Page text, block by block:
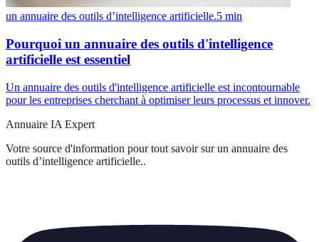
un annuaire des outils d’intelligence artificielle.5 min
Pourquoi un annuaire des outils d'intelligence
artificielle est essentiel
Un annuaire des outils d'intelligence artificielle est incontournable
pour les entreprises cherchant à optimiser leurs processus et innover.
Annuaire IA Expert
Votre source d'information pour tout savoir sur un annuaire des
outils d’intelligence artificielle..